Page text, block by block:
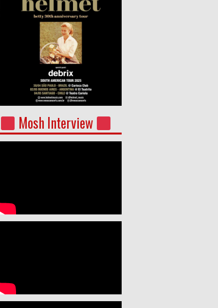
Mosh Interview